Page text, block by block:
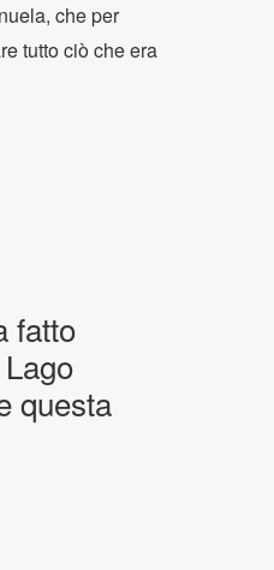
che per
tutto ciò che era
fatto
questa